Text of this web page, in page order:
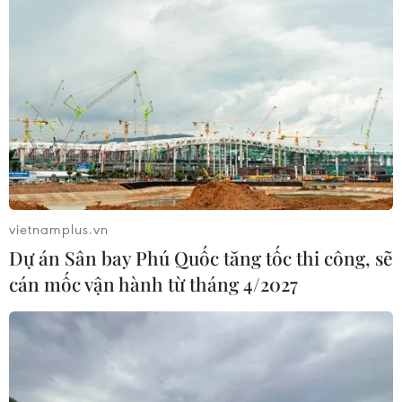
tượng nhất về con người và các hoạt động du lịch của
vietnamplus.vn
Dự án Sân bay Phú Quốc tăng tốc thi công, sẽ
cán mốc vận hành từ tháng 4/2027